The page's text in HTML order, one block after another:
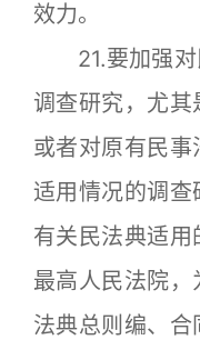
效力。
21.要加强对
调查研究，尤
或者对原有民
适用情况的调查
有关民法典适
最高人民法院
法典总则编、